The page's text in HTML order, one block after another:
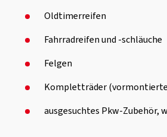
Oldtimerreifen
Fahrradreifen und -schläuche
Felgen
Kompletträder
ausgesuchtes Pkw-Zubehör,